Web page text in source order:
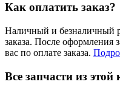
Как оплатить заказ?
Наличный и безналичный
заказа. После оформления
вас по оплате заказа.
Все запчасти из этой